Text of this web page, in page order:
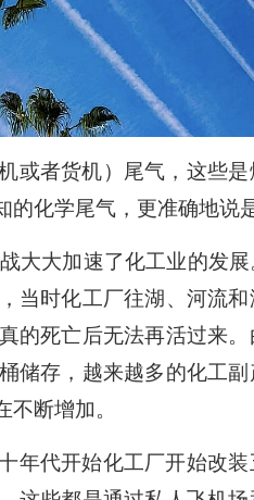
或者货机）尾气，这些
化学尾气，更准确地说
大大加速了化工业的发
当时化工厂往湖、河流
的死亡后无法再活过来
储存，越来越多的化工
断增加。
年代开始化工厂开始改